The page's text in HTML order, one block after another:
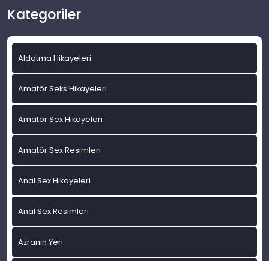
Kategoriler
Aldatma Hikayeleri
Amatör Seks Hikayeleri
Amatör Sex Hikayeleri
Amatör Sex Resimleri
Anal Sex Hikayeleri
Anal Sex Resimleri
Azranın Yeri